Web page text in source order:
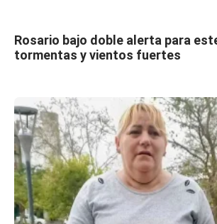
Rosario bajo doble alerta para
tormentas y vientos fuertes